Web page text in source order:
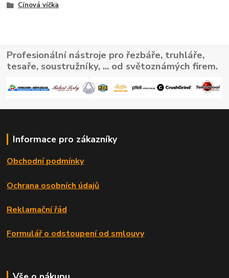
Cínová víčka
Profesionální nástroje pro řezbáře, truhláře,
tesaře, soustružníky, ... od světoznámých firem.
Informace pro zákazníky
Obchodní podmínky
Ochrana osobních údajů
Reklamační řád
Formulář o odstoupení od smlouvy